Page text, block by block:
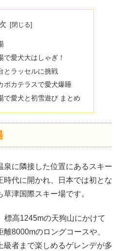
で愛犬大はしゃぎ！
とラッセルに挑戦
ポカテラスで愛犬爆睡
で愛犬と初雪遊び まとめ
泉に隣接した位置にあるスキー
時代に開かれ、日本では初とな
津国際スキー場です。
標高1245mの天狗山にかけて
8000mのロングコースや、
級者まで楽しめるゲレンデが多